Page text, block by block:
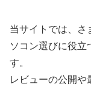
当サイトでは、さ
ソコン選びに役立
す。
レビューの公開や